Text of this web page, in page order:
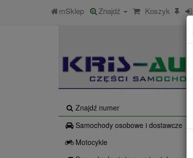
mSklep Znajdź Koszyk
Znajdź numer
Samochody osobowe i dostawcze
Motocykle